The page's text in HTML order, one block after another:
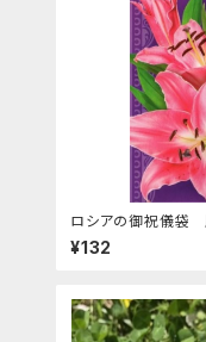
ロシアの御祝儀
-50
¥132